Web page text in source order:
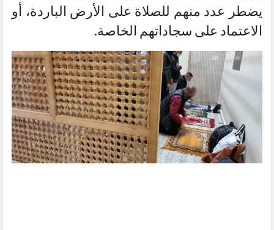
يضطر عدد منهم للصلاة على الأرض الباردة، أو
الاعتماد على سجاداتهم الخاصة.